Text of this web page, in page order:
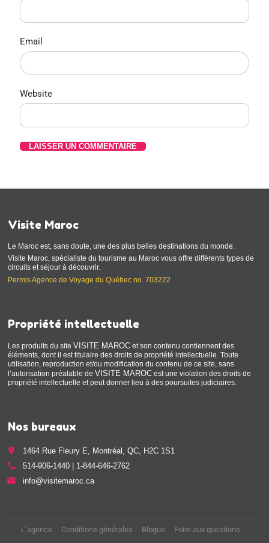
Email
Website
Visite Maroc
Le Maroc est, sans doute, une des plus belles destinations du monde.
Visite Maroc, spécialiste du tourisme au Maroc vous offre différents types de
circuits et séjour à découvrir.
Permis Agence de Voyage du Québec no. 703222
Propriété intellectuelle
Les produits du siteVISITE MAROC et son contenu contiennent des
éléments, dont il est titulaire des droits de propriété intellectuelle. Toute
utilisation, reproduction et/ou modification du contenu de ce site, sans
l’autorisation préalable deVISITE MAROC est une violation des droits de
propriété intellectuelle et peut donner lieu à des poursuites judiciaires.
Nos bureaux
place 1464 Rue Fleury E, Montréal, QC, H2C 1S1
call 514-906-1440 | 1-844-646-2762
email info@visitemaroc.ca
L’agence Conditions générales Blogue
Foire aux questions